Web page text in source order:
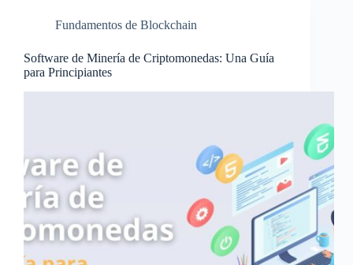
Fundamentos de Blockchain
Software de Minería de Criptomonedas: Una Guía
para Principiantes